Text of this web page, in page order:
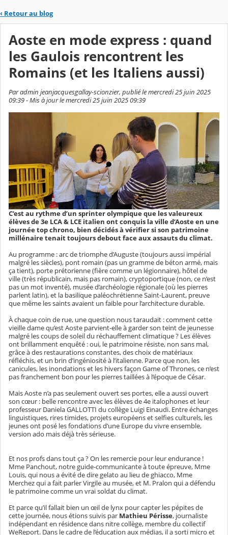
‹ Retour au blog
Aoste en mode express : quand
les Gaulois rencontrent les
Romains (et les Italiens aussi)
Par admin jeanjacquesgallay-scionzier, publié le mercredi 25 juin 2025
09:39 - Mis à jour le mercredi 25 juin 2025 09:39
C’est au rythme d’un sprinter olympique que les valeureux
élèves de 3e LCA & LCE italien ont conquis la ville d’Aoste en une
journée top chrono, bien décidés à vérifier si son patrimoine
millénaire tenait toujours debout face aux assauts du climat.
Au programme : arc de triomphe d’Auguste (toujours aussi impérial
malgré les siècles), pont romain (pas un gramme de béton armé, mais
ça tient), porte prétorienne (fière comme un légionnaire), hôtel de
ville (très républicain, mais pas romain), cryptoportique (non, ce n’est
pas un mot inventé), musée d’archéologie régionale (où les pierres
parlent latin), et la basilique paléochrétienne Saint-Laurent, preuve
que même les saints avaient un faible pour l’architecture durable.
À chaque coin de rue, une question nous taraudait : comment cette
vieille dame qu’est Aoste parvient-elle à garder son teint de jeunesse
malgré les coups de soleil du réchauffement climatique ? Les élèves
ont brillamment enquêté : oui, le patrimoine résiste, non sans mal,
grâce à des restaurations constantes, des choix de matériaux
réfléchis, et un brin d’ingéniosité à l’italienne. Parce que non, les
canicules, les inondations et les hivers façon Game of Thrones, ce n’est
pas franchement bon pour les pierres taillées à l’époque de César.
Mais Aoste n’a pas seulement ouvert ses portes, elle a aussi ouvert
son cœur : belle rencontre avec les élèves de 4e italophones et leur
professeur Daniela GALLOTTI du collège Luigi Einaudi. Entre échanges
linguistiques, rires timides, projets européens et selfies culturels, les
jeunes ont posé les fondations d’une Europe du vivre ensemble,
version ado mais déjà très sérieuse.
Et nos profs dans tout ça ? On les remercie pour leur endurance !
Mme Panchout, notre guide-communicante à toute épreuve, Mme
Louis, qui nous a évité de dire gelato au lieu de ghiacco, Mme
Merchez qui a fait parler Virgile au musée, et M. Pralon qui a défendu
le patrimoine comme un vrai soldat du climat.
Et parce qu’il fallait bien un œil de lynx pour capter les pépites de
cette journée, nous étions suivis par Mathieu Périsse, journaliste
indépendant en résidence dans nitre collège, membre du collectif
WeReport. Dans le cadre de l’éducation aux médias, il a sorti micro et